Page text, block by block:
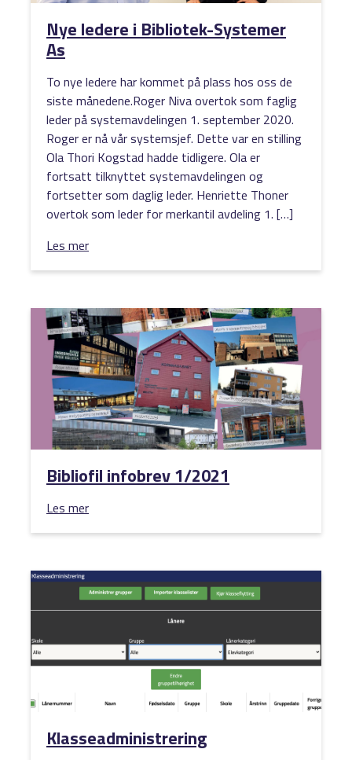
Nye ledere i Bibliotek-Systemer
As
To nye ledere har kommet på plass hos oss de
siste månedene.Roger Niva overtok som faglig
leder på systemavdelingen 1. september 2020.
Roger er nå vår systemsjef. Dette var en stilling
Ola Thori Kogstad hadde tidligere. Ola er
fortsatt tilknyttet systemavdelingen og
fortsetter som daglig leder. Henriette Thoner
overtok som leder for merkantil avdeling 1. […]
Les mer
Bibliofil infobrev 1/2021
Les mer
Klasseadministrering